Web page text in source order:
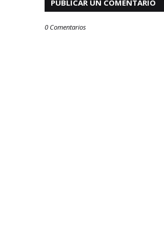
PUBLICAR UN COMENTARIO
0 Comentarios